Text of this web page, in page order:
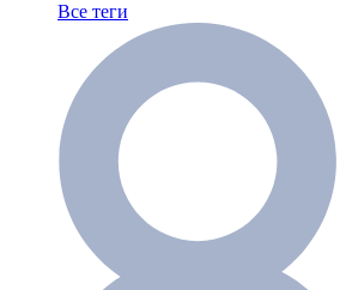
Все теги